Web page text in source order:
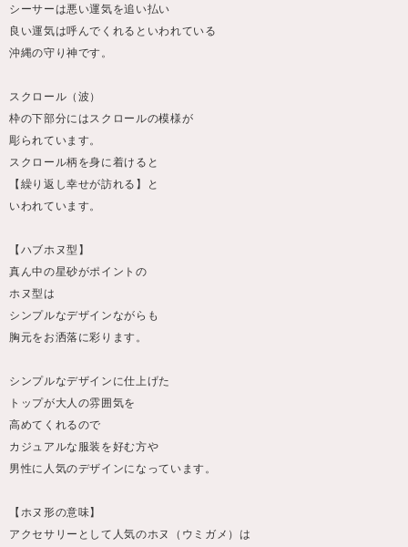
シーサーは悪い運気を追い払い
良い運気は呼んでくれるといわれている
沖縄の守り神です。
スクロール（波）
枠の下部分にはスクロールの模様が
彫られています。
スクロール柄を身に着けると
【繰り返し幸せが訪れる】と
いわれています。
【ハブホヌ型】
真ん中の星砂がポイントの
ホヌ型は
シンプルなデザインながらも
胸元をお洒落に彩ります。
シンプルなデザインに仕上げた
トップが大人の雰囲気を
高めてくれるので
カジュアルな服装を好む方や
男性に人気のデザインになっています。
【ホヌ形の意味】
アクセサリーとして人気のホヌ（ウミガメ）は